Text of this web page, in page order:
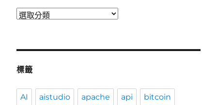
分
標籤
AI aistudio apache api bitcoin